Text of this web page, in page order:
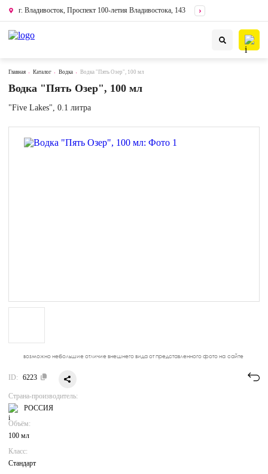
г. Владивосток, Проспект 100-летия Владивостока, 143
Главная Каталог Водка Водка "Пять Озер", 100 мл
Водка "Пять Озер", 100 мл
"Five Lakes", 0.1 литра
возможно небольшие отличие внешнего вида от представленного фото на сайте
ID: 6223
Страна-производитель:
РОССИЯ
Объём:
100 мл
Класс:
Стандарт